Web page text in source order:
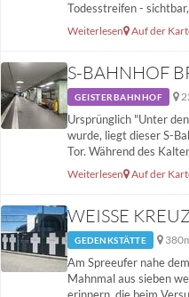
Todesstreifen -
Weiterlesen Auf der
S-BAHNHOF
GEISTERBAHNHOF
Ursprünglich "Unter
wurde, liegt dieser S-
Tor. Während des
Weiterlesen Auf der
WEISSE
GEDENKSTÄTTE
Am Spreeufer nahe
Mahnmal aus sieben